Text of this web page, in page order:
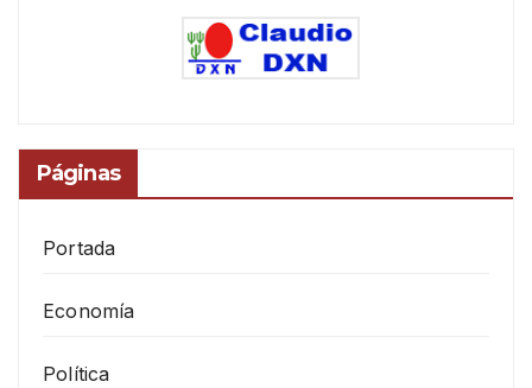
Páginas
Portada
Economía
Política